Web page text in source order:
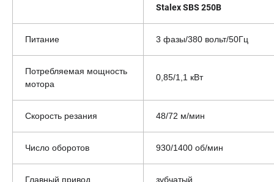
Stalex SBS 250B
Питание 3 фазы/380 вольт/50Гц
Потребляемая мощность
мотора
0,85/1,1 кВт
Скорость резания 48/72 м/мин
Число оборотов 930/1400 об/мин
Главный привод зубчатый